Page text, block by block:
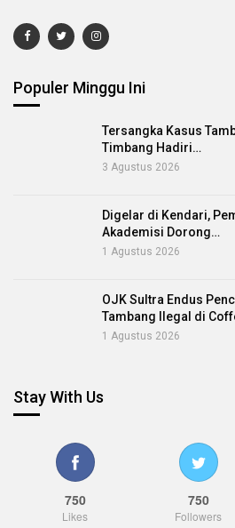
Populer Minggu Ini
Tersangka Kasus
Timbang Hadiri…
3 Agustus 2026
Digelar di Kendari,
Akademisi Dorong…
1 Agustus 2026
OJK Sultra Endus
Tambang Ilegal di
1 Agustus 2026
Stay With Us
750
Likes
750
Followers